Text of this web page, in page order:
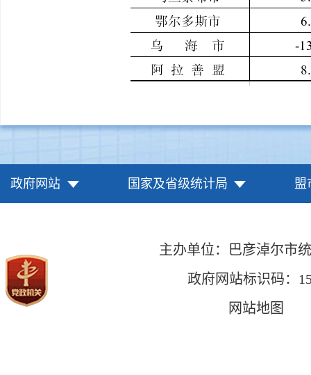
政府网站 国家及省级统计局 盟
主办单位：巴彦淖尔市
政府网站标识码：
网站地图